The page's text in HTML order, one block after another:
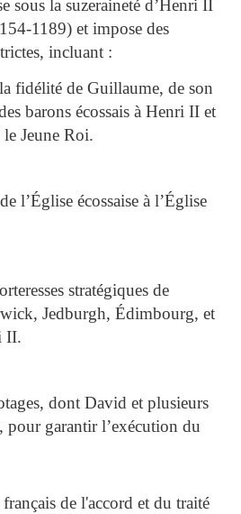
sous la suzeraineté d’Henri II
1189) et impose des
incluant :
fidélité de Guillaume, de son
barons écossais à Henri II et
Jeune Roi.
l’Église écossaise à l’Église
stratégiques de
Jedburgh, Édimbourg, et
II.
dont David et plusieurs
pour garantir l’exécution du
de l'accord et du traité